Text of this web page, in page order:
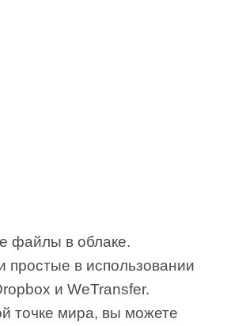
файлы в облаке.
простые в использовании
и WeTransfer.
точке мира, вы можете